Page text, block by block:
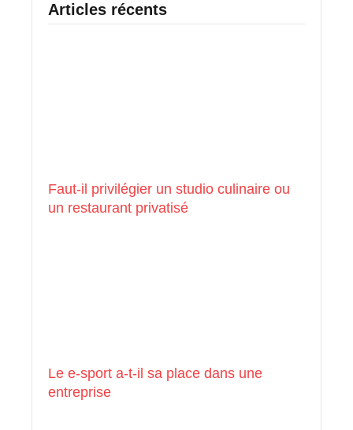
Articles récents
Faut-il privilégier un studio culinaire ou
un restaurant privatisé
Le e-sport a-t-il sa place dans une
entreprise